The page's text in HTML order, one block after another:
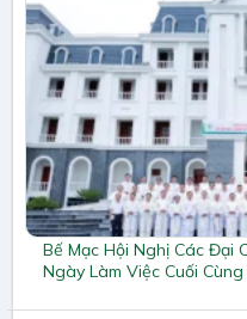
Bế Mạc Hội Nghị Các Đại
Ngày Làm Việc Cuối Cùng